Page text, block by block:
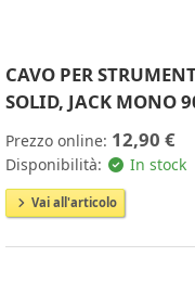
CAVO PER
SOLID, JACK MONO
Prezzo online: 12,90 €
Disponibilità: In stock
Vai all'articolo